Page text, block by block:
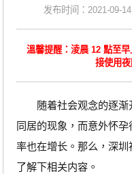
发布时间：2021-09-
溫馨提醒：淩晨 12 點至
接使用
随着社会观念的逐渐
同居的现象，而意外怀
率也在增长。那么，深圳
了解下相关内容。